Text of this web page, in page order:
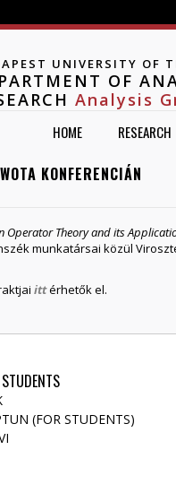
UNIVERSITY OF
OF
Analysis
HOME RESEARCH
KONFERENCIÁN
Operator Theory and its
munkatársai közül
ittérhetők el.
(FOR STUDENTS)